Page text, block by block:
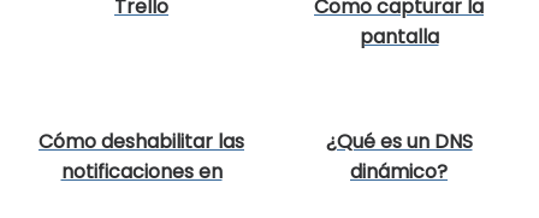
Trello
Como capturar la
pantalla
Cómo deshabilitar las
notificaciones en
¿Qué es un DNS
dinámico?